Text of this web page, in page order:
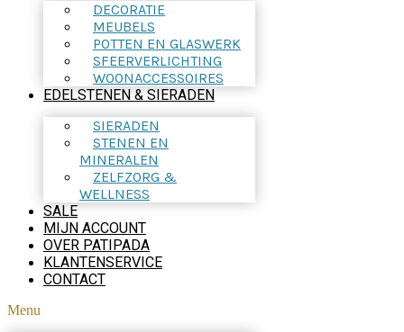
DECORATIE
MEUBELS
POTTEN EN GLASWERK
SFEERVERLICHTING
WOONACCESSOIRES
EDELSTENEN & SIERADEN
SIERADEN
STENEN EN
MINERALEN
ZELFZORG &
WELLNESS
SALE
MIJN ACCOUNT
OVER PATIPADA
KLANTENSERVICE
CONTACT
Menu